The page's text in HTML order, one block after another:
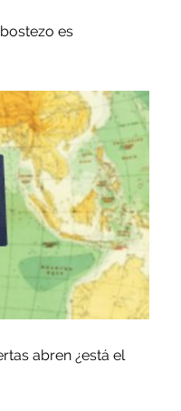
es
abren ¿está el